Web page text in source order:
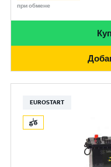
при обмене
EUROSTART